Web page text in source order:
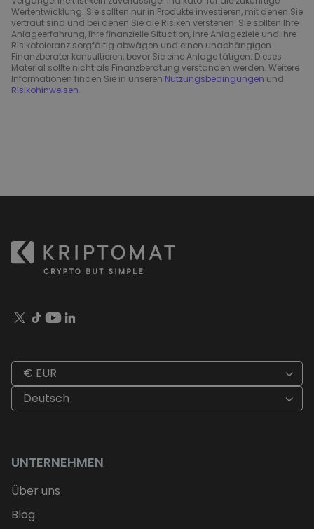
Wertentwicklung. Sie sollten nur in Produkte investieren, mit denen Sie
vertraut sind und bei denen Sie die Risiken verstehen. Sie sollten Ihre
Anlageerfahrung, Ihre finanzielle Situation, Ihre Anlageziele und Ihre
Risikotoleranz sorgfältig abwägen und einen unabhängigen
Finanzberater konsultieren, bevor Sie eine Anlage tätigen. Dieses
Material sollte nicht als Finanzberatung verstanden werden. Weitere
Informationen finden Sie in unseren Nutzungsbedingungen und
Risikohinweisen.
€ EUR
Deutsch
UNTERNEHMEN
Über uns
Blog